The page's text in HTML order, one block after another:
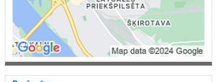
konsultācijas aukstuma kameru projektēšanā, konsultācijas
saldējamo iekārtu projektēšanā, aukstumtehnika, konsultācijas,
dzesēšanas iekārtas, kondicionētāja kompresors, Temperatūras
maiņas iekārtas, Kompresoru nomaiņa, diagnostika, Ventilācijas un
kondicionēšanas sistēmas un iekārtas telpām, Kondicionieri.
Kompresori siltumsūkņiem, CASTEL produkcija, OPTEON XP40,
OPTEON XL20, R454C